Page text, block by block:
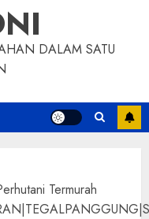
DALAM SATU
Termurah